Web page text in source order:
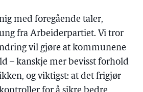
med foregående taler,
fra Arbeiderpartiet. Vi tror
vil gjøre at kommunene
– kanskje mer bevisst forhold
og viktigst: at det frigjør